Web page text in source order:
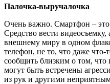
Палочка-выручалочка
Очень важно. Смартфон –
Средство вести видеосъемку,
внешнему миру в одном
телефон, не то, что даже что-
сообщить близким о том,
могут быть встречены
из рук и другими